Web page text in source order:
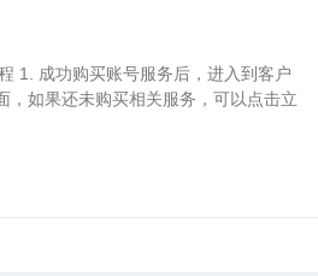
1. 成功购买账号服务后，进入到客户
，如果还未购买相关服务，可以点击立